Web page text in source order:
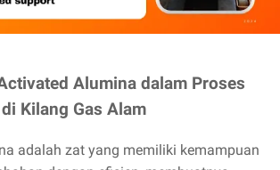
Alumina dalam Proses
Kilang Gas Alam
adalah zat yang memiliki kemampuan